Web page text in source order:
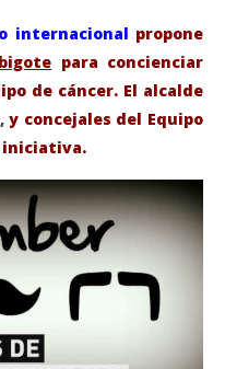
contra el
Torrejón.
internacional propone
para concienciar
de cáncer. El alcalde
y concejales del Equipo
iniciativa.